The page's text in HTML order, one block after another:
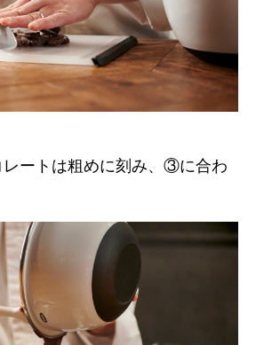
ートは粗めに刻み、③に合わ